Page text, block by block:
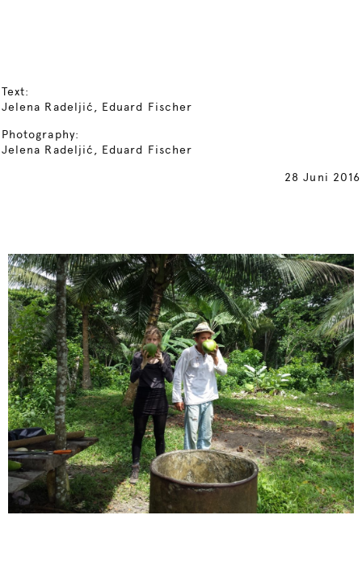
Text:
Jelena Radeljić, Eduard Fischer
Photography:
Jelena Radeljić, Eduard Fischer
28 Juni 2016